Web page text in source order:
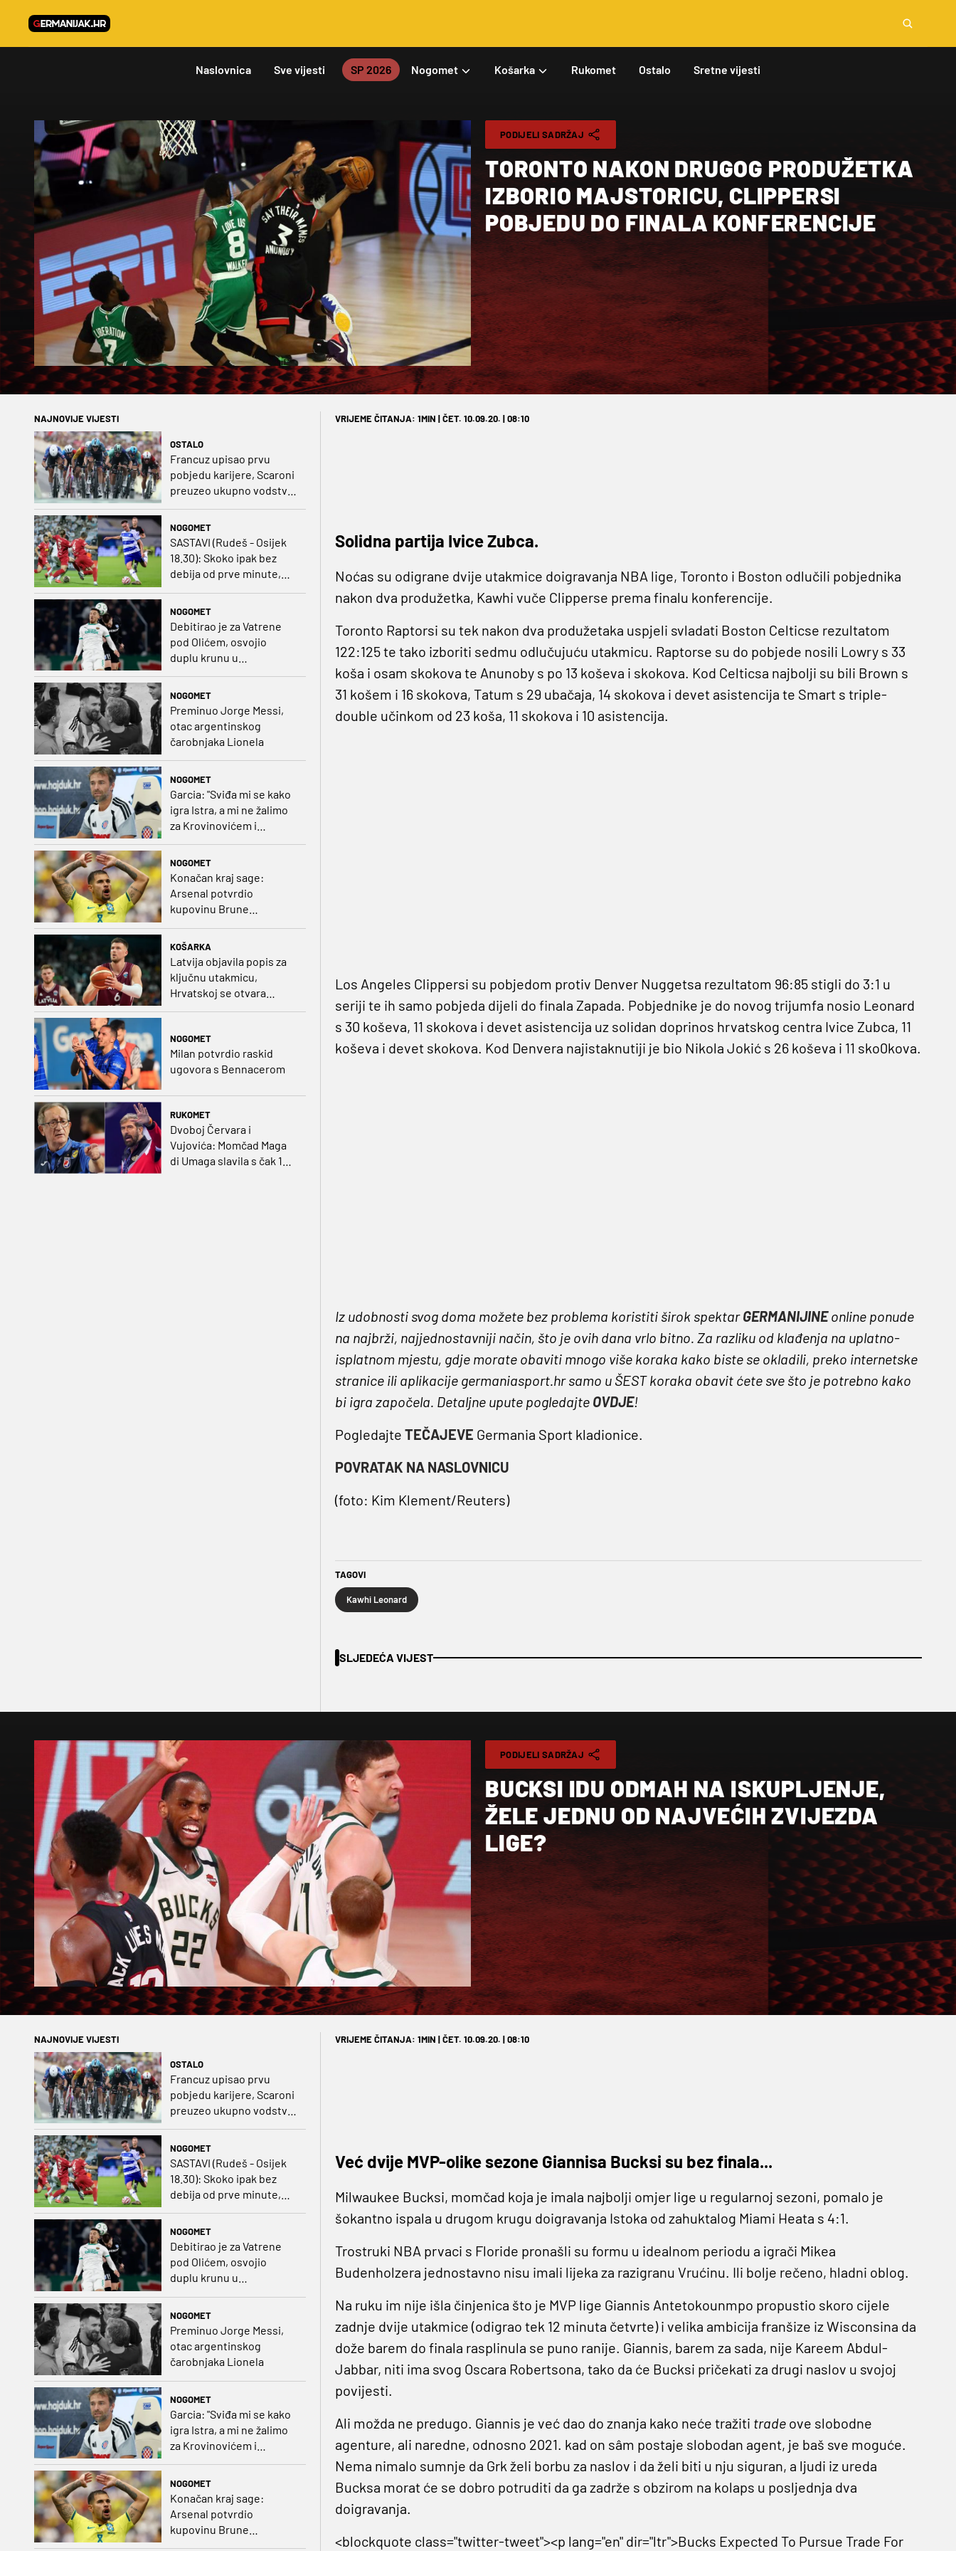
Naslovnica Sve vijesti SP 2026 Nogomet Košarka Rukomet Ostalo Sretne vijesti
PODIJELI SADRŽAJ
TORONTO NAKON DRUGOG PRODUŽETKA
IZBORIO MAJSTORICU, CLIPPERSI
POBJEDU DO FINALA KONFERENCIJE
NAJNOVIJE VIJESTI
OSTALO
Francuz upisao prvu
pobjedu karijere, Scaroni
preuzeo ukupno vodstvo
NOGOMET
SASTAVI (Rudeš - Osijek
18.30): Skoko ipak bez
debija od prve minute,
prvo kolo
NOGOMET
Debitirao je za Vatrene
pod Olićem, osvojio
duplu krunu u
Rumunjskoj pa preselio
NOGOMET
Preminuo Jorge Messi,
otac argentinskog
čarobnjaka Lionela
NOGOMET
Garcia: "Sviđa mi se kako
igra Istra, a mi ne žalimo
za Krovinovićem i
NOGOMET
Konačan kraj sage:
Arsenal potvrdio
kupovinu Brune
KOŠARKA
Latvija objavila popis za
ključnu utakmicu,
Hrvatskoj se otvara
velika prilika
NOGOMET
Milan potvrdio raskid
ugovora s Bennacerom
RUKOMET
Dvoboj Červara i
Vujovića: Momčad Maga
di Umaga slavila s čak 12
VRIJEME ČITANJA: 1MIN | ČET. 10.09.20. | 08:10
Solidna partija Ivice Zubca.
Noćas su odigrane dvije utakmice doigravanja NBA lige, Toronto i Boston odlučili pobjednika
nakon dva produžetka, Kawhi vuče Clipperse prema finalu konferencije.
Toronto Raptorsi su tek nakon dva produžetaka uspjeli svladati Boston Celticse rezultatom
122:125 te tako izboriti sedmu odlučujuću utakmicu. Raptorse su do pobjede nosili Lowry s 33
koša i osam skokova te Anunoby s po 13 koševa i skokova. Kod Celticsa najbolji su bili Brown s
31 košem i 16 skokova, Tatum s 29 ubačaja, 14 skokova i devet asistencija te Smart s triple-
double učinkom od 23 koša, 11 skokova i 10 asistencija.
Los Angeles Clippersi su pobjedom protiv Denver Nuggetsa rezultatom 96:85 stigli do 3:1 u
seriji te ih samo pobjeda dijeli do finala Zapada. Pobjednike je do novog trijumfa nosio Leonard
s 30 koševa, 11 skokova i devet asistencija uz solidan doprinos hrvatskog centra Ivice Zubca, 11
koševa i devet skokova. Kod Denvera najistaknutiji je bio Nikola Jokić s 26 koševa i 11 sko0kova.
Iz udobnosti svog doma možete bez problema koristiti širok spektarGERMANIJINEonline ponude
na najbrži, najjednostavniji način, što je ovih dana vrlo bitno. Za razliku od klađenja na uplatno-
isplatnom mjestu, gdje morate obaviti mnogo više koraka kako biste se okladili, preko internetske
stranice ili aplikacije germaniasport.hr samo u ŠEST koraka obavit ćete sve što je potrebno kako
bi igra započela. Detaljne upute pogledajte OVDJE!
Pogledajte TEČAJEVE Germania Sport kladionice.
POVRATAK NA NASLOVNICU
(foto: Kim Klement/Reuters)
TAGOVI
Kawhi Leonard
SLJEDEĆA VIJEST
PODIJELI SADRŽAJ
BUCKSI IDU ODMAH NA ISKUPLJENJE,
ŽELE JEDNU OD NAJVEĆIH ZVIJEZDA
LIGE?
NAJNOVIJE VIJESTI
OSTALO
Francuz upisao prvu
pobjedu karijere, Scaroni
preuzeo ukupno vodstvo
u Poljskoj
NOGOMET
SASTAVI (Rudeš - Osijek
18.30): Skoko ipak bez
debija od prve minute,
prvo kolo
NOGOMET
Debitirao je za Vatrene
pod Olićem, osvojio
duplu krunu u
NOGOMET
Preminuo Jorge Messi,
otac argentinskog
čarobnjaka Lionela
NOGOMET
Garcia: "Sviđa mi se kako
igra Istra, a mi ne žalimo
za Krovinovićem i
Guillamonom. Selahi?
NOGOMET
Konačan kraj sage:
Arsenal potvrdio
kupovinu Brune
VRIJEME ČITANJA: 1MIN | ČET. 10.09.20. | 08:10
Već dvije MVP-olike sezone Giannisa Bucksi su bez finala...
Milwaukee Bucksi, momčad koja je imala najbolji omjer lige u regularnoj sezoni, pomalo je
šokantno ispala u drugom krugu doigravanja Istoka od zahuktalog Miami Heata s 4:1.
Trostruki NBA prvaci s Floride pronašli su formu u idealnom periodu a igrači Mikea
Budenholzera jednostavno nisu imali lijeka za razigranu Vrućinu. Ili bolje rečeno, hladni oblog.
Na ruku im nije išla činjenica što je MVP lige Giannis Antetokounmpo propustio skoro cijele
zadnje dvije utakmice (odigrao tek 12 minuta četvrte) i velika ambicija franšize iz Wisconsina da
dože barem do finala rasplinula se puno ranije. Giannis, barem za sada, nije Kareem Abdul-
Jabbar, niti ima svog Oscara Robertsona, tako da će Bucksi pričekati za drugi naslov u svojoj
povijesti.
Ali možda ne predugo. Giannis je već dao do znanja kako neće tražiti tradeove slobodne
agenture, ali naredne, odnosno 2021. kad on sâm postaje slobodan agent, je baš sve moguće.
Nema nimalo sumnje da Grk želi borbu za naslov i da želi biti u nju siguran, a ljudi iz ureda
Bucksa morat će se dobro potruditi da ga zadrže s obzirom na kolaps u posljednja dva
doigravanja.
<blockquote class="twitter-tweet"><p lang="en" dir="ltr">Bucks Expected To Pursue Trade For